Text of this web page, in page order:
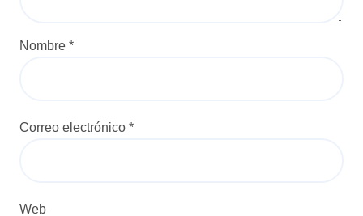
Nombre *
Correo electrónico *
Web